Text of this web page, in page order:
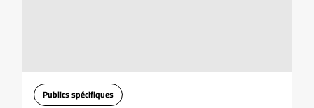
Publics spécifiques